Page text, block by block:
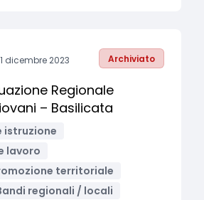
dicembre 2023 Archiviato
Regionale
– Basilicata
istruzione
lavoro
territoriale
regionali / locali